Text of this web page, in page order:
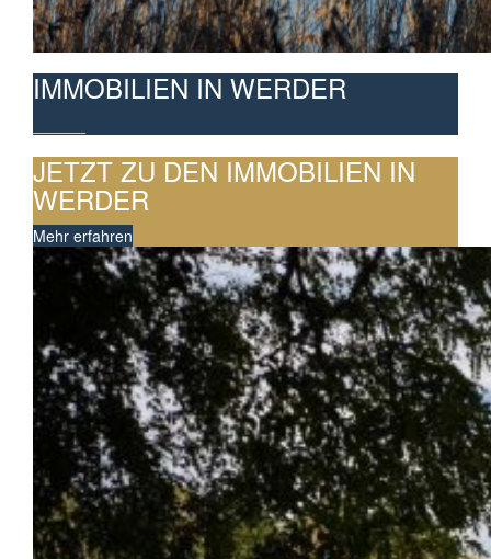
IMMOBILIEN IN WERDER
JETZT ZU DEN IMMOBILIEN IN
WERDER
Mehr erfahren